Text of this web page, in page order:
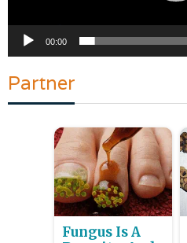
00:00
Partner
Fungus Is A